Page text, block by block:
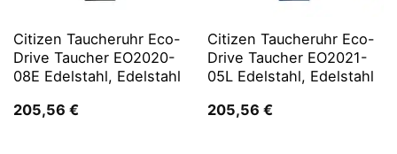
Citizen Taucheruhr Eco-
Drive Taucher EO2020-
08E Edelstahl, Edelstahl
205,56 €
Citizen Taucheruhr Eco-
Drive Taucher EO2021-
05L Edelstahl, Edelstahl
205,56 €